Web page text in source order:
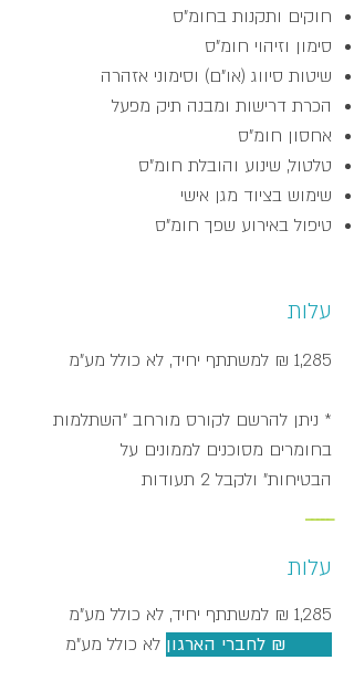
חוקים ותקנות בחומ"ס
סימון וזיהוי חומ"ס
שיטות סיווג (או"ם) וסימוני אזהרה
הכרת דרישות ומבנה תיק מפעל
אחסון חומ"ס
טלטול, שינוע והובלת חומ"ס
שימוש בציוד מגן אישי
טיפול באירוע שפך חומ"ס
עלות
1,285 ₪ למשתתף יחיד, לא כולל מע"מ
* ניתן להרשם לקורס מורחב "השתלמות
בחומרים מסוכנים לממונים על
הבטיחות" ולקבל 2 תעודות
_____
עלות
1,285 ₪ למשתתף יחיד, לא כולל מע"מ
לא כולל מע"מ